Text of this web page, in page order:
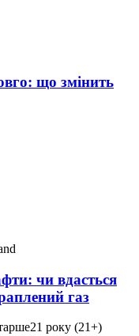
що змінить
чи вдасться
газ
21 року (21+)